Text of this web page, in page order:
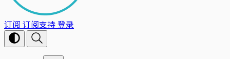
订阅 订阅支持登录